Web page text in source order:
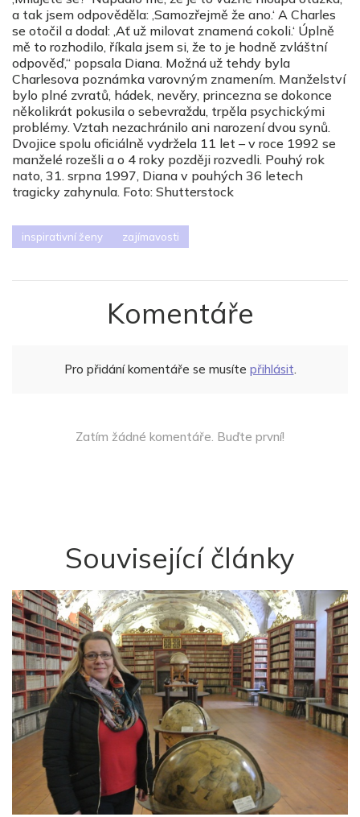
a tak jsem odpověděla: ‚Samozřejmě že ano.‘ A Charles
se otočil a dodal: ‚Ať už milovat znamená cokoli.‘ Úplně
mě to rozhodilo, říkala jsem si, že to je hodně zvláštní
odpověď,“ popsala Diana. Možná už tehdy byla
Charlesova poznámka varovným znamením. Manželství
bylo plné zvratů, hádek, nevěry, princezna se dokonce
několikrát pokusila o sebevraždu, trpěla psychickými
problémy. Vztah nezachránilo ani narození dvou synů.
Dvojice spolu oficiálně vydržela 11 let – v roce 1992 se
manželé rozešli a o 4 roky později rozvedli. Pouhý rok
nato, 31. srpna 1997, Diana v pouhých 36 letech
tragicky zahynula. Foto: Shutterstock
inspirativní ženy zajímavosti
Komentáře
Pro přidání komentáře se musíte přihlásit.
Zatím žádné komentáře. Buďte první!
Související články